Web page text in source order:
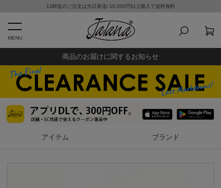
13時迄のご注文は当日発送/ 10,000円以上購入で送料無料
MENU
商品のお届けに関するお知らせ
アイテム ブランド